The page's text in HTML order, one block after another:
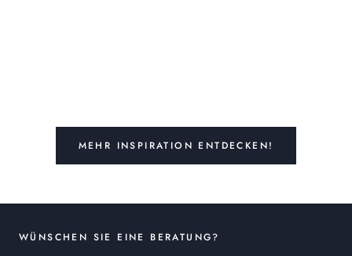
MEHR INSPIRATION ENTDECKEN!
WÜNSCHEN SIE EINE BERATUNG?